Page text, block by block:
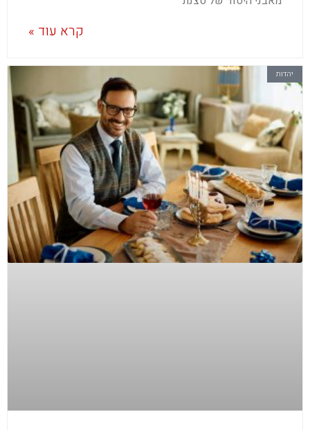
קרא עוד »
יהדות